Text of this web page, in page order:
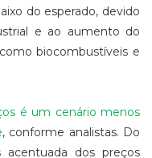
do esperado, devido
e ao aumento do
biocombustíveis e
é um cenário menos
, conforme analistas. Do
dos preços